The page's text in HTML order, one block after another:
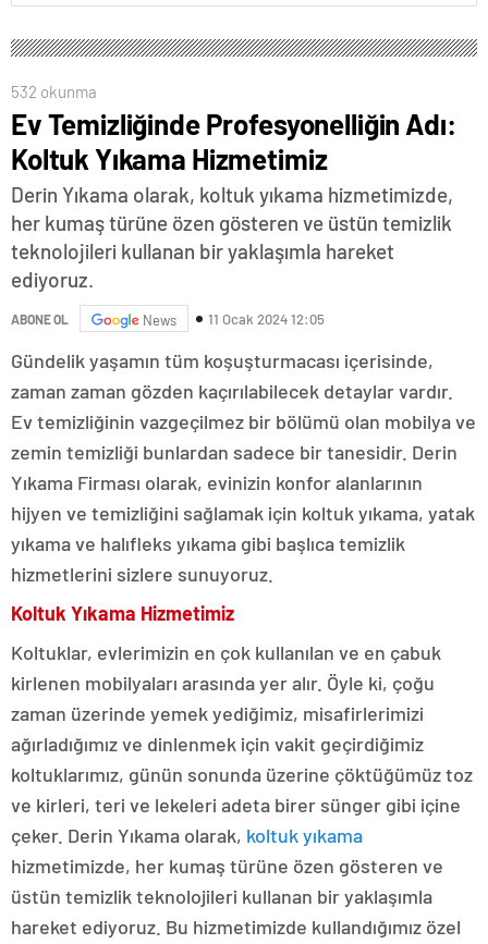
532 okunma
Ev Temizliğinde Profesyonelliğin Adı:
Koltuk Yıkama Hizmetimiz
Derin Yıkama olarak, koltuk yıkama hizmetimizde,
her kumaş türüne özen gösteren ve üstün temizlik
teknolojileri kullanan bir yaklaşımla hareket
ediyoruz.
ABONE OL News 11 Ocak 2024 12:05
Gündelik yaşamın tüm koşuşturmacası içerisinde,
zaman zaman gözden kaçırılabilecek detaylar vardır.
Ev temizliğinin vazgeçilmez bir bölümü olan mobilya ve
zemin temizliği bunlardan sadece bir tanesidir. Derin
Yıkama Firması olarak, evinizin konfor alanlarının
hijyen ve temizliğini sağlamak için koltuk yıkama, yatak
yıkama ve halıfleks yıkama gibi başlıca temizlik
hizmetlerini sizlere sunuyoruz.
Koltuk Yıkama Hizmetimiz
Koltuklar, evlerimizin en çok kullanılan ve en çabuk
kirlenen mobilyaları arasında yer alır. Öyle ki, çoğu
zaman üzerinde yemek yediğimiz, misafirlerimizi
ağırladığımız ve dinlenmek için vakit geçirdiğimiz
koltuklarımız, günün sonunda üzerine çöktüğümüz toz
ve kirleri, teri ve lekeleri adeta birer sünger gibi içine
çeker. Derin Yıkama olarak, koltuk yıkama
hizmetimizde, her kumaş türüne özen gösteren ve
üstün temizlik teknolojileri kullanan bir yaklaşımla
hareket ediyoruz. Bu hizmetimizde kullandığımız özel